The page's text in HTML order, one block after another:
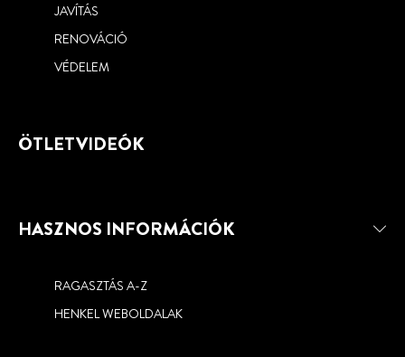
JAVÍTÁS
RENOVÁCIÓ
VÉDELEM
ÖTLETVIDEÓK
HASZNOS INFORMÁCIÓK
RAGASZTÁS A-Z
HENKEL WEBOLDALAK